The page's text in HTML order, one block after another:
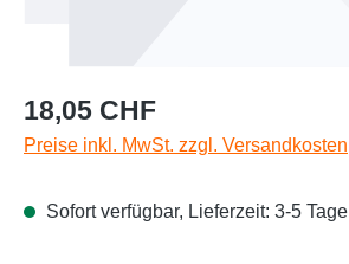
Regulärer Preis:
18,05 CHF
Preise inkl. MwSt. zzgl. Versandkosten
Sofort verfügbar, Lieferzeit: 3-5 Tage